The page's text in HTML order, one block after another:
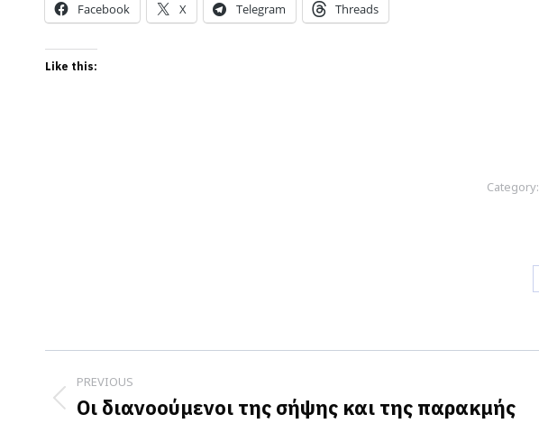
Facebook X Telegram Threads
Like this:
Category:
Post
navigation
PREVIOUS
Previous
Οι διανοούμενοι της σήψης και της παρακμής